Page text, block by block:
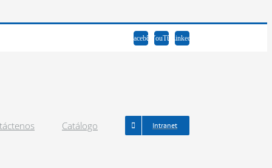
FacebookYouTubeLinkedIn
Catálogo Intranet